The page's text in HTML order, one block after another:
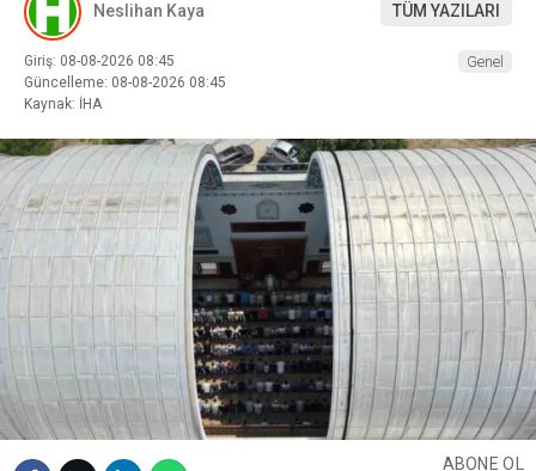
Neslihan Kaya TÜM YAZILARI
Giriş: 08-08-2026 08:45
Güncelleme: 08-08-2026 08:45
Kaynak: İHA
Genel
ABONE OL